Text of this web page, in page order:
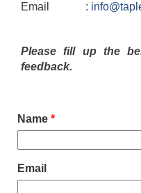
Email :
Please fill up the
feedback.
Name *
Email